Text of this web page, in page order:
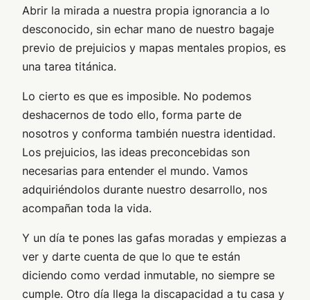
Abrir la mirada a nuestra propia ignorancia a lo
desconocido, sin echar mano de nuestro bagaje
previo de prejuicios y mapas mentales propios, es
una tarea titánica.
Lo cierto es que es imposible. No podemos
deshacernos de todo ello, forma parte de
nosotros y conforma también nuestra identidad.
Los prejuicios, las ideas preconcebidas son
necesarias para entender el mundo. Vamos
adquiriéndolos durante nuestro desarrollo, nos
acompañan toda la vida.
Y un día te pones las gafas moradas y empiezas a
ver y darte cuenta de que lo que te están
diciendo como verdad inmutable, no siempre se
cumple. Otro día llega la discapacidad a tu casa y